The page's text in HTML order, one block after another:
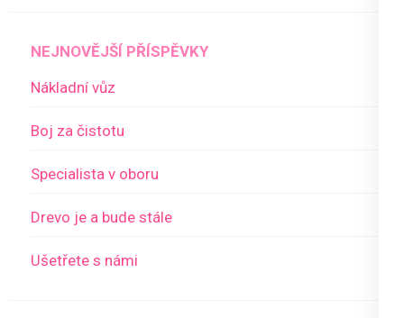
NEJNOVĚJŠÍ PŘÍSPĚVKY
Nákladní vůz
Boj za čistotu
Specialista v oboru
Drevo je a bude stále
Ušetřete s námi